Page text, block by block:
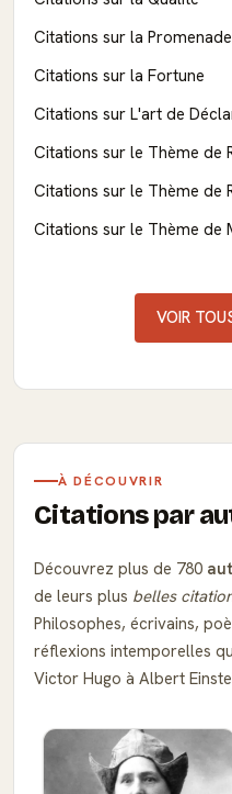
Citations sur la Promenade
Citations sur la Fortune
Citations sur L'art de
Citations sur le Thème de
Citations sur le Thème de
Citations sur le Thème de
VOIR
À DÉCOUVRIR
Citations par
Découvrez plus de 780
de leurs plus belles
Philosophes, écrivains,
réflexions intemporelles
Victor Hugo à Albert